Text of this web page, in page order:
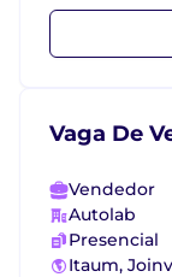
Vaga De
Vendedor
Autolab
Presencial
Itaum,